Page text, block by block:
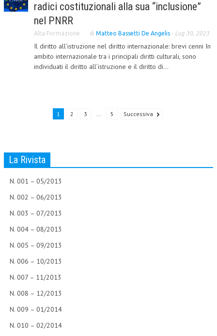
CIVILE
TRIBUTARIA
PENALE
CORSI ENTI TERZI
TELEGRAM
MANUALI E MONOGRAFIE
TESI DI LAUREA
MATERIALE DIDATTICO
INVITI E PROMOZIONI
radici costituzionali alla sua “inclusione”
nel PNRR
Alta Formazione di Matteo Bassetti De Angelis - Lug 30, 2023
Il diritto all’istruzione nel diritto internazionale: brevi cenni In
ambito internazionale tra i principali diritti culturali, sono
individuati il diritto all’istruzione e il diritto di...
1 2 3 ... 5 Successiva
La Rivista
N. 001 – 05/2013
N. 002 – 06/2013
N. 003 – 07/2013
N. 004 – 08/2013
N. 005 – 09/2013
N. 006 – 10/2013
N. 007 – 11/2013
N. 008 – 12/2013
N. 009 – 01/2014
N. 010 – 02/2014